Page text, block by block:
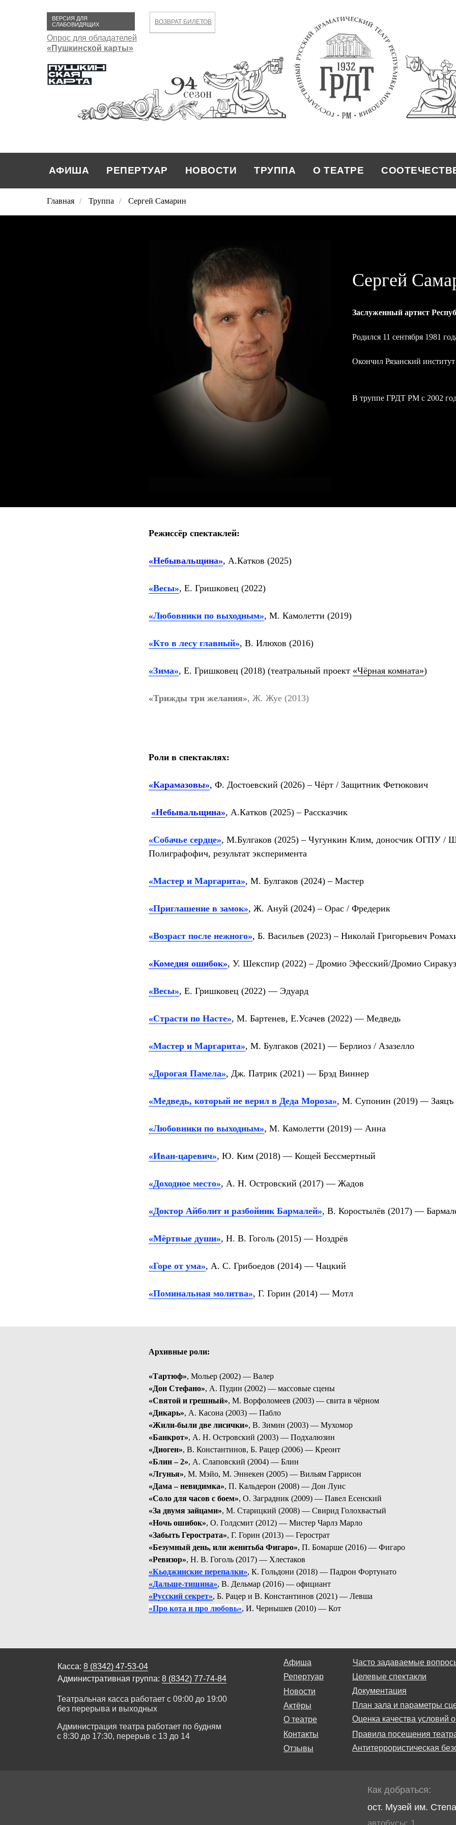
ВЕРСИЯ ДЛЯ
СЛАБОВИДЯЩИХ
Опрос для обладателей
«Пушкинской карты»
ВОЗВРАТ БИЛЕТОВ
сезон
АФИША РЕПЕРТУАР НОВОСТИ ТРУППА О ТЕАТРЕ
Главная / Труппа / Сергей Самарин
Сергей
Заслуженный артист
Родился 11 сентября 1981
Окончил Рязанский
В труппе ГРДТ РМ с 2002
Режиссёр спектаклей:
«Небывальщина», А.Катков (2025)
«Весы», Е. Гришковец (2022)
«Любовники по выходным», М. Камолетти (2019)
«Кто в лесу главный», В. Илюхов (2016)
«Зима», Е. Гришковец (2018) (театральный проект «Чёрная комната»)
«Трижды три желания», Ж. Жуе (2013)
Роли в спектаклях:
«Карамазовы», Ф. Достоевский (2026) – Чёрт / Защитник Фетюкович
«Небывальщина», А.Катков (2025) – Рассказчик
«Собачье сердце», М.Булгаков (2025) – Чугункин Клим, доносчик ОГПУ /
Полиграфофич, результат эксперимента
«Мастер и Маргарита», М. Булгаков (2024)– Мастер
«Приглашение в замок», Ж. Ануй (2024) – Орас / Фредерик
«Возраст после нежного», Б. Васильев (2023) – Николай Григорьевич
«Комедия ошибок», У. Шекспир (2022) – Дромио Эфесский/Дромио
«Весы», Е. Гришковец (2022) — Эдуард
«Страсти по Насте», М. Бартенев, Е.Усачев (2022) — Медведь
«Мастер и Маргарита», М. Булгаков (2021) — Берлиоз / Азазелло
«Дорогая Памела», Дж. Патрик (2021) — Брэд Виннер
«Медведь, который не верил в Деда Мороза», М. Супонин (2019)— Заяцъ
«Любовники по выходным», М. Камолетти (2019)— Анна
«Иван-царевич», Ю. Ким (2018) — Кощей Бессмертный
«Доходное место», А. Н. Островский (2017) — Жадов
«Доктор Айболит и разбойник Бармалей», В. Коростылёв (2017) —
«Мёртвые души», Н. В. Гоголь (2015) — Ноздрёв
«Горе от ума», А. С. Грибоедов (2014) — Чацкий
«Поминальная молитва», Г. Горин (2014) — Мотл
Архивные роли:
«Тартюф», Мольер (2002) — Валер
«Дон Стефано», А. Пудин (2002) — массовые сцены
«Святой и грешный», М. Ворфоломеев (2003) — свита в чёрном
«Дикарь», А. Касона (2003) — Пабло
«Жили-были две лисички», В. Зимин (2003) — Мухомор
«Банкрот», А. Н. Островский (2003) — Подхалюзин
«Диоген», В. Константинов, Б. Рацер (2006) — Креонт
«Блин – 2», А. Слаповский (2004) — Блин
«Лгунья», М. Мэйо, М. Эннекен (2005) — Вильям Гаррисон
«Дама – невидимка», П. Кальдерон (2008) — Дон Луис
«Соло для часов с боем», О. Заградник (2009) — Павел Есенский
«За двумя зайцами», М. Старицкий (2008) — Свирид Голохвастый
«Ночь ошибок», О. Голдсмит (2012) — Мистер Чарлз Марло
«Забыть Герострата», Г. Горин (2013) — Герострат
«Безумный день, или женитьба Фигаро», П. Бомарше (2016) — Фигаро
«Ревизор», Н. В. Гоголь (2017) — Хлестаков
«Кьоджинские перепалки», К. Гольдони (2018) — Падрон Фортунато
«Дальше-тишина», В. Дельмар (2016) — официант
«Русский секрет», Б. Рацер и В. Константинов (2021) — Левша
«Про кота и про любовь», И. Чернышев (2010) — Кот
Касса: 8 (8342) 47-53-04
Административная группа: 8 (8342) 77-74-84
Документация
Правила посещения
Театральная касса работает с 09:00 до 19:00
без перерыва и выходных
Администрация театра работает по будням
с 8:30 до 17:30, перерыв с 13 до 14
Афиша
Репертуар
Новости
Актёры
О театре
Контакты
Отзывы
План зала и параметры
Оценка качества условий
Целевые спектакли
Часто задаваемые
Антитеррористическая
автобусы: 1
Как добраться:
ост. Музей им.